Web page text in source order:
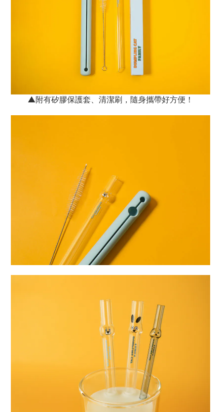
▲附有矽膠保護套、清潔刷，隨身攜帶好方便！